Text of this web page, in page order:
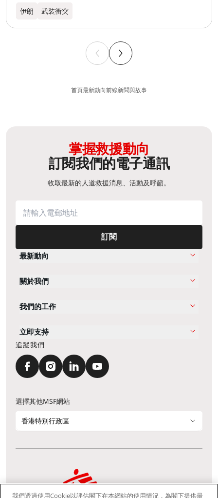
伊朗 武裝衝突
首頁最新動向前線新聞與故事
掌握救援動向
訂閱我們的電子通訊
收取最新的人道救援消息、活動及呼籲。
訂閱
最新動向
關於我們
我們的工作
立即支持
追蹤我們
選擇其他MSF網站
香港特別行政區
我們透過使用Cookie以評估閣下在本網站的使用情況，為閣下提供最